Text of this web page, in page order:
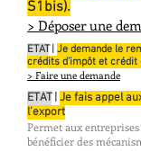
S1bis).
> Déposer une
ETAT| Je demande le
crédits d’impôt et crédit
> Faire une demande
ETAT| Je fais appel
l’export
Permet aux
bénéficier des